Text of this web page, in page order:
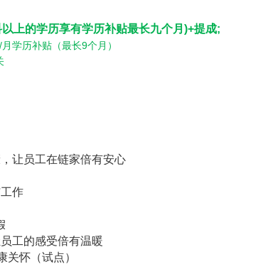
上的学历享有学历补贴最长九个月 )+提成;
/月学历补贴（最长9个月）
让员工在链家倍有安心
作
工的感受倍有温暖
关怀（试点）